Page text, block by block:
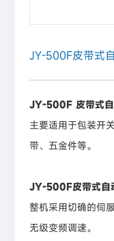
JY-500F皮带式
JY-500F 皮带式自
主要适用于包装开
带、五金件等。
JY-500F皮带式自
整机采用切确的伺
无级变频调速。